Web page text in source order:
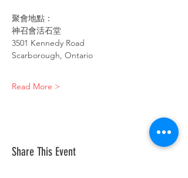
聚會地點：
神召會活石堂
3501 Kennedy Road
Scarborough, Ontario
Read More >
Share This Event